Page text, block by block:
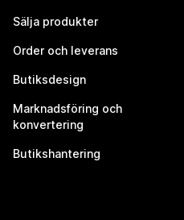
Sälja produkter
Order och leverans
Butiksdesign
Marknadsföring och
konvertering
Butikshantering